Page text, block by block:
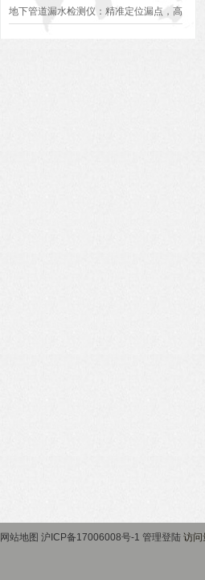
比：精度、速度与安全性深度分析
地下管道漏水检测仪：精准定位漏点，高
网站地图 沪ICP备17006008号-1 管理登陆 访问